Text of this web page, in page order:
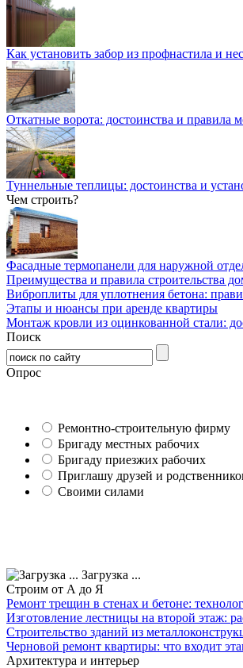
Как установить забор из профнастила и
Откатные ворота: достоинства и правила
Туннельные теплицы: достоинства и
Чем строить?
Фасадные термопанели для наружной
Преимущества и правила строительства
Виброплиты для уплотнения бетона:
Этапы и нюансы при аренде квартиры
Монтаж кровли из оцинкованной стали:
Поиск
Опрос
Ремонтно-строительную фирму
Бригаду местных рабочих
Бригаду приезжих рабочих
Приглашу друзей и
Своими силами
Загрузка ...
Строим от А до Я
Ремонт трещин в стенах и бетоне:
Изготовление лестницы на второй этаж:
Строительство зданий из
Черновой ремонт квартиры: что входит
Архитектура и интерьер